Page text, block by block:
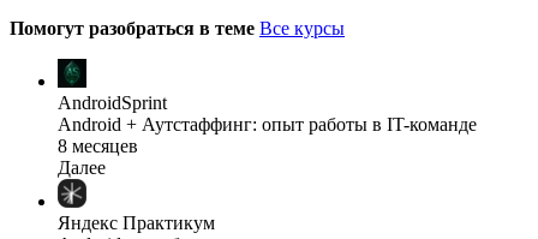
Помогут разобраться в теме Все курсы
AndroidSprint
Android + Аутстаффинг: опыт работы в IT-команде
8 месяцев
Далее
Яндекс Практикум